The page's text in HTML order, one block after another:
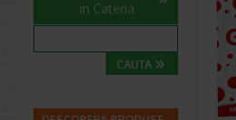
in Catena